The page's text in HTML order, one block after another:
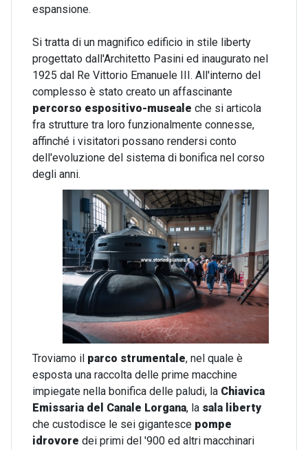
espansione.
Si tratta di un magnifico edificio in stile liberty
progettato dall'Architetto Pasini ed inaugurato nel
1925 dal Re Vittorio Emanuele III. All'interno del
complesso è stato creato un affascinante
percorso espositivo-museale che si articola
fra strutture tra loro funzionalmente connesse,
affinché i visitatori possano rendersi conto
dell'evoluzione del sistema di bonifica nel corso
degli anni.
Troviamo il parco strumentale, nel quale è
esposta una raccolta delle prime macchine
impiegate nella bonifica delle paludi, la Chiavica
Emissaria del Canale Lorgana, la sala liberty
che custodisce le sei gigantesce pompe
idrovore dei primi del '900 ed altri macchinari